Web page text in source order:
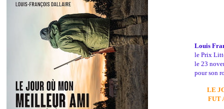
Louis
le Prix
le 23
pour son
LE
FUT